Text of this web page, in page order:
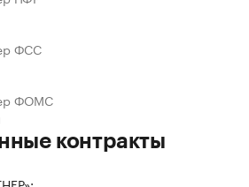
ФСС
ФОМС
контракты